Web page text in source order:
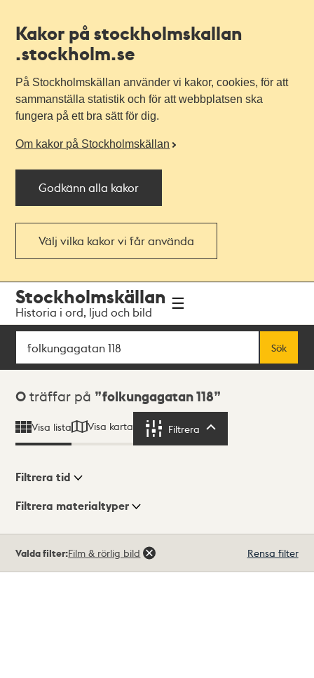
Kakor på stockholmskallan
.stockholm.se
På Stockholmskällan använder vi kakor, cookies, för att
sammanställa statistik och för att webbplatsen ska
fungera på ett bra sätt för dig.
Om kakor på Stockholmskällan
Godkänn alla kakor
Välj vilka kakor vi får använda
navigationen
huvudinnehållet
Stockholmskällan
Historia i ord, ljud och bild
Sök
Sök
Sökresultat
0 träffar på folkungagatan 118
Visa lista Visa karta Filtrera
Visningsläge
Filtrera tid
Filtrera materialtyper
träffar
Valda filter:Film & rörlig bild Rensa filter